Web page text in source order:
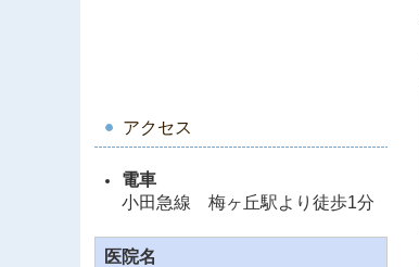
アクセス
電車
小田急線 梅ヶ丘駅より徒歩1分
医院名